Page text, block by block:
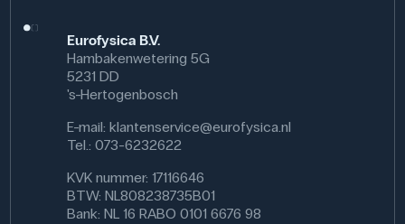
Eurofysica B.V.
Hambakenwetering 5G
5231 DD
's-Hertogenbosch
E-mail:klantenservice@eurofysica.nl
Tel.: 073-6232622
KVK nummer: 17116646
BTW: NL808238735B01
Bank: NL 16 RABO 0101 6676 98